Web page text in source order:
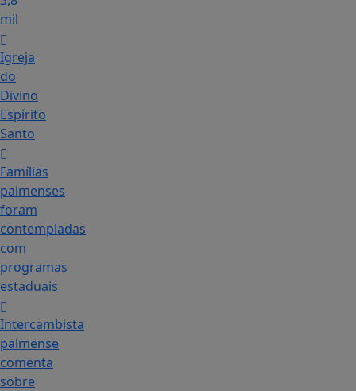
mil
Igreja
do
Divino
Espírito
Santo
Famílias
palmenses
foram
contempladas
com
programas
estaduais
Intercambista
palmense
comenta
sobre